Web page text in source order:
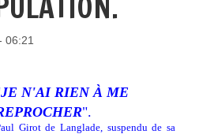
06:21
JE N'AI RIEN À ME
".
Girot de Langlade, suspendu de sa